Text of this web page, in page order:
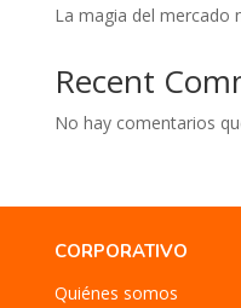
La magia del mercado
Recent
No hay comentarios
CORPORATIVO
Quiénes somos